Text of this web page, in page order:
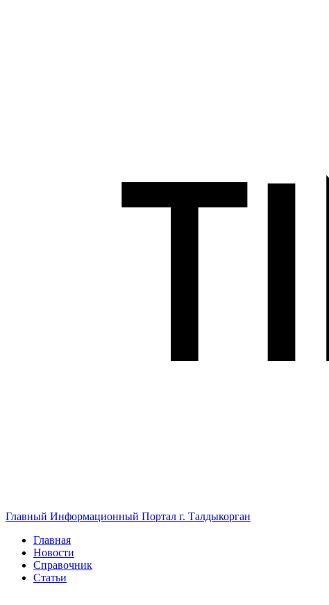
Главный Информационный Портал г. Талдыкорган
Главная
Новости
Справочник
Статьи